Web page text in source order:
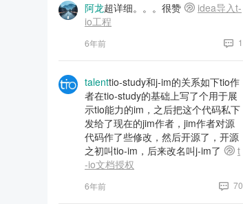
阿龙超详细。。。很赞
idea导入t-
io工程
6年前 1
talenttio-study和j-im的关系如下tio作
者在tio-study的基础上写了个用于展
示tio能力的im，之后把这个代码私下
发给了现在的jim作者，jim作者对源
代码作了些修改，然后开源了，开源
之初叫tio-im，后来改名叫j-im了
t
-io文档授权
6年前 70